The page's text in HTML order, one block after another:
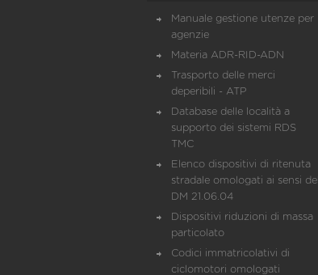
Manuale gestione utenze per
agenzie
Materia ADR-RID-ADN
Trasporto delle merci
deperibili - ATP
Database delle località a
supporto dei sistemi RDS
TMC
Elenco dispositivi di ritenuta
stradale omologati ai sensi del
DM 21.06.04
Dispositivi riduzioni di massa
particolato
Codici immatricolativi di
ciclomotori omologati